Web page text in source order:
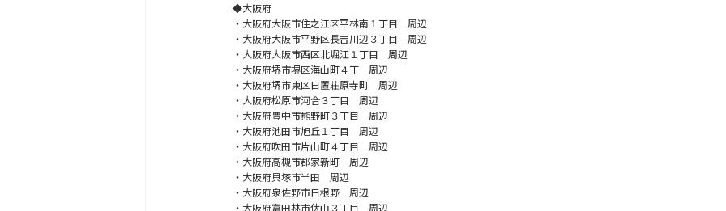
◆大阪府
・大阪府大阪市住之江区平林南１丁目 周辺
・大阪府大阪市平野区長吉川辺３丁目 周辺
・大阪府大阪市西区北堀江１丁目 周辺
・大阪府堺市堺区海山町４丁 周辺
・大阪府堺市東区日置荘原寺町 周辺
・大阪府松原市河合３丁目 周辺
・大阪府豊中市熊野町３丁目 周辺
・大阪府池田市旭丘１丁目 周辺
・大阪府吹田市片山町４丁目 周辺
・大阪府高槻市郡家新町 周辺
・大阪府貝塚市半田 周辺
・大阪府泉佐野市日根野 周辺
・大阪府富田林市伏山３丁目 周辺